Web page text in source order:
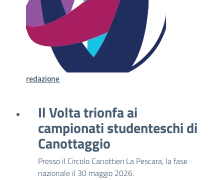
redazione
Il Volta trionfa ai
campionati studenteschi di
Canottaggio
Presso il Circolo Canottieri La Pescara, la fase
nazionale il 30 maggio 2026.